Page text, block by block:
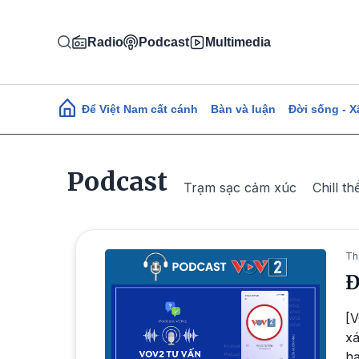
Radio Podcast Multimedia
Main navigation
Để Việt Nam cất cánh Bàn và luận Đời sống -
Podcast Trạm sạc cảm xúc Chill